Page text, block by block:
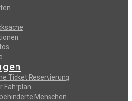
Ticket Reservierung
Fahrplan
Menschen